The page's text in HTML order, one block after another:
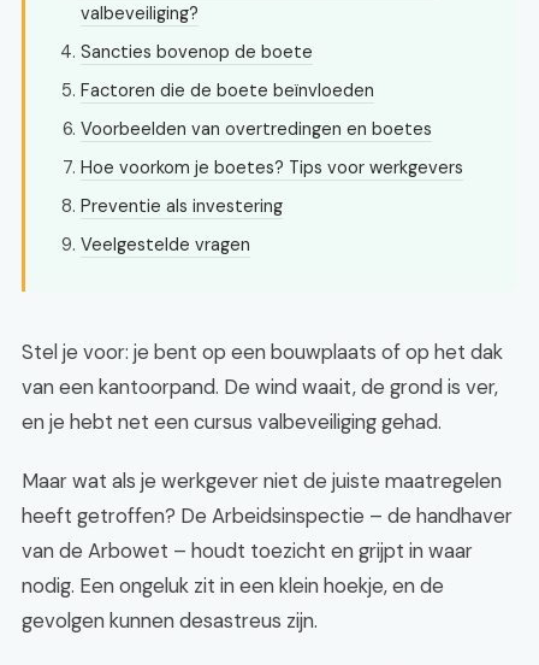
valbeveiliging?
Sancties bovenop de boete
Factoren die de boete beïnvloeden
Voorbeelden van overtredingen en boetes
Hoe voorkom je boetes? Tips voor werkgevers
Preventie als investering
Veelgestelde vragen
Stel je voor: je bent op een bouwplaats of op het dak
van een kantoorpand. De wind waait, de grond is ver,
en je hebt net een cursus valbeveiliging gehad.
Maar wat als je werkgever niet de juiste maatregelen
heeft getroffen? De Arbeidsinspectie – de handhaver
van de Arbowet – houdt toezicht en grijpt in waar
nodig. Een ongeluk zit in een klein hoekje, en de
gevolgen kunnen desastreus zijn.